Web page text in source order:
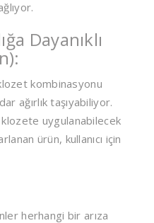
Dayanıklı
kombinasyonu
ağırlık taşıyabiliyor.
uygulanabilecek
ürün, kullanıcı için
herhangi bir arıza